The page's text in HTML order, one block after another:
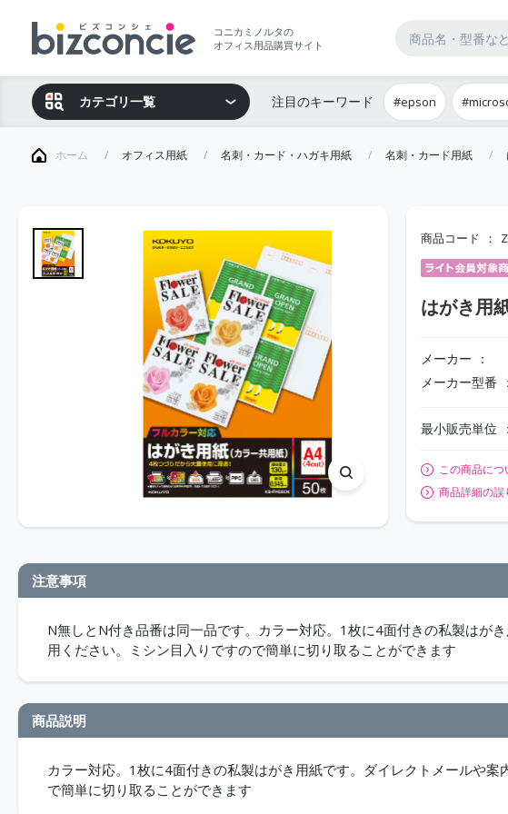
コニカミノルタの
オフィス用品購買サイト
カテゴリ一覧 注目のキーワード #epson
ホーム オフィス用紙 名刺・カード・ハガキ用紙 名刺・カード用紙
商品コード
はがき用
メーカー
メーカー型番
最小販売単位
この商品に
商品詳細の誤
注意事項
N無しとN付き品番は同一品です。カラー対応。1枚に4面付きの私製はが
用ください。ミシン目入りですので簡単に切り取ることができます
商品説明
カラー対応。1枚に4面付きの私製はがき用紙です。ダイレクトメールや
で簡単に切り取ることができます